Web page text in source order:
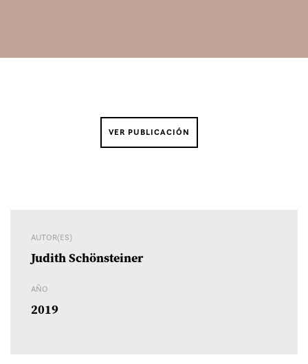
VER PUBLICACIÓN
AUTOR(ES)
Judith Schönsteiner
AÑO
2019